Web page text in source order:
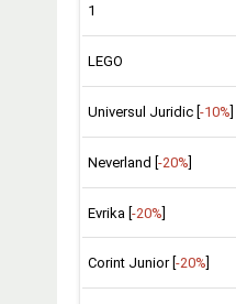
1
LEGO
Universul Juridic [ -10%
Neverland [-20%]
Evrika [-20%]
Corint Junior [ -20%